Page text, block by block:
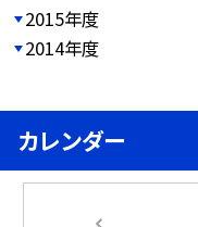
2015年度
2014年度
カレンダー